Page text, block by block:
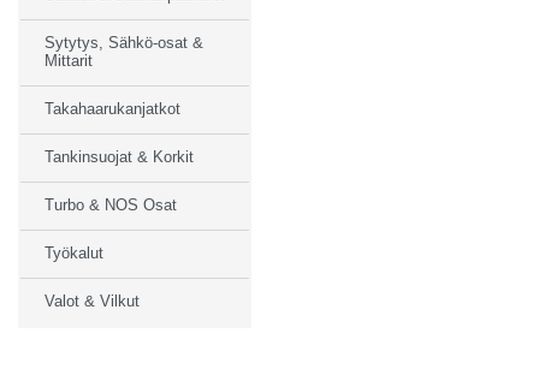
Sytytys, Sähkö-osat &
Mittarit
Takahaarukanjatkot
Tankinsuojat & Korkit
Turbo & NOS Osat
Työkalut
Valot & Vilkut